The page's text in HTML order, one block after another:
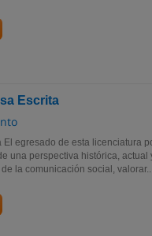
Escrita
El egresado de esta licenciatura
una perspectiva histórica,
la comunicación social, valorar...